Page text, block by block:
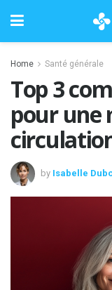
Home Santé générale
Top 3
pour une
by Isabelle